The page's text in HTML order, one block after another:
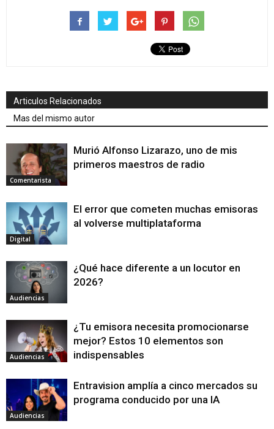
Articulos Relacionados
Mas del mismo autor
Comentarista
Murió Alfonso Lizarazo, uno de mis
primeros maestros de radio
Digital
El error que cometen muchas emisoras
al volverse multiplataforma
Audiencias
¿Qué hace diferente a un locutor en
2026?
Audiencias
¿Tu emisora necesita promocionarse
mejor? Estos 10 elementos son
indispensables
Audiencias
Entravision amplía a cinco mercados su
programa conducido por una IA